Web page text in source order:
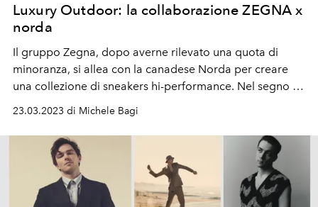
Luxury Outdoor: la collaborazione ZEGNA x
norda
Il gruppo Zegna, dopo averne rilevato una quota di
minoranza, si allea con la canadese Norda per creare
una collezione di sneakers hi-performance. Nel segno di
23.03.2023 di Michele Bagi